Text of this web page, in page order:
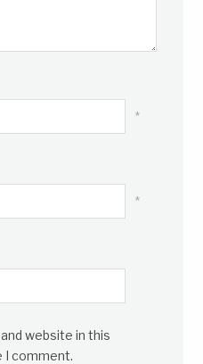
*
*
website in this
I comment.